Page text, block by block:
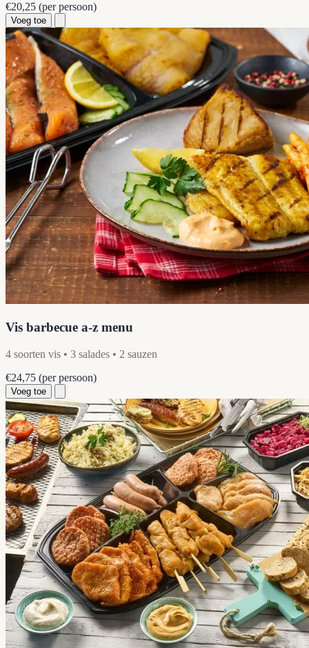
€20,25 (per persoon)
Voeg toe
Vis barbecue a-z menu
4 soorten vis • 3 salades • 2 sauzen
€24,75 (per persoon)
Voeg toe